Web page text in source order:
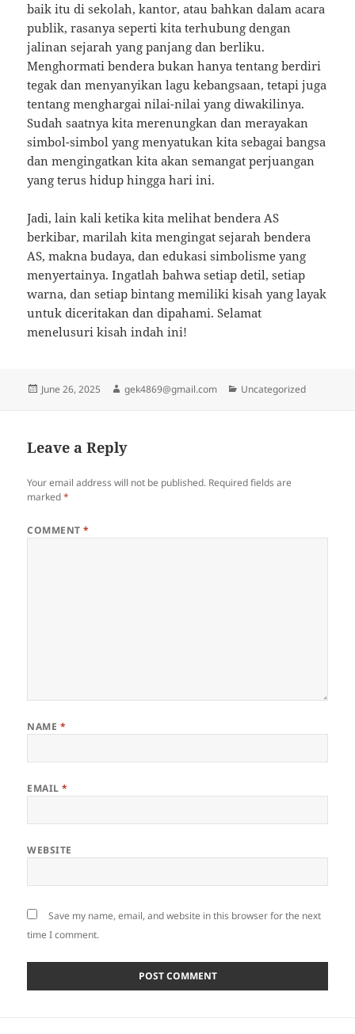
baik itu di sekolah, kantor, atau bahkan dalam acara
publik, rasanya seperti kita terhubung dengan
jalinan sejarah yang panjang dan berliku.
Menghormati bendera bukan hanya tentang berdiri
tegak dan menyanyikan lagu kebangsaan, tetapi juga
tentang menghargai nilai-nilai yang diwakilinya.
Sudah saatnya kita merenungkan dan merayakan
simbol-simbol yang menyatukan kita sebagai bangsa
dan mengingatkan kita akan semangat perjuangan
yang terus hidup hingga hari ini.
Jadi, lain kali ketika kita melihat bendera AS
berkibar, marilah kita mengingat sejarah bendera
AS, makna budaya, dan edukasi simbolisme yang
menyertainya. Ingatlah bahwa setiap detil, setiap
warna, dan setiap bintang memiliki kisah yang layak
untuk diceritakan dan dipahami. Selamat
menelusuri kisah indah ini!
Posted
June 26, 2025 Author
gek4869@gmail.com Categories
Uncategorized
Leave a Reply
Your email address will not be published. Required fields are
marked*
COMMENT*
NAME *
EMAIL*
WEBSITE
Save my name, email, and website in this browser for the next
time I comment.